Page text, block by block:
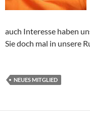
auch Interesse haben
Sie doch mal in unsere
NEUES MITGLIED